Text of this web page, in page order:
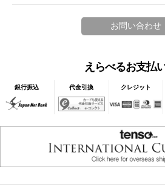
えらべるお支払
銀行振込 代金引換 クレジット